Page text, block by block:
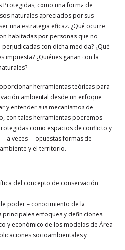
Protegidas, como una forma de
naturales apreciados por sus
una estrategia eficaz. ¿Qué ocurre
habitadas por personas que no
con dicha medida? ¿Qué
impuesta? ¿Quiénes ganan con la
herramientas teóricas para
ambiental desde un enfoque
y entender sus mecanismos de
con tales herramientas podremos
como espacios de conflicto y
veces— opuestas formas de
y el territorio.
del concepto de conservación
poder – conocimiento de la
principales enfoques y definiciones.
y económico de los modelos de Área
socioambientales y